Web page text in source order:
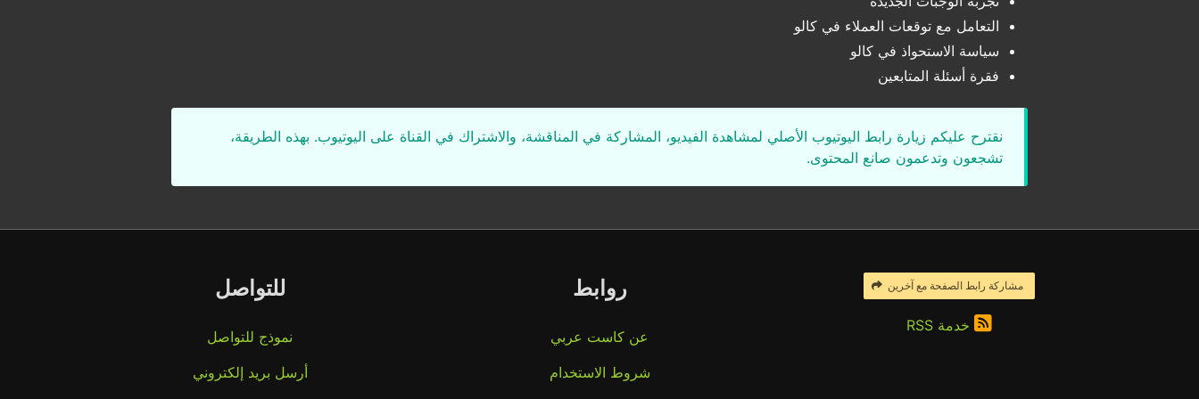
التعامل مع توقعات العملاء في كالو
سياسة الاستحواذ في كالو
فقرة أسئلة المتابعين
نقترح عليكم زيارة رابط اليوتيوب الأصلي لمشاهدة الفيديو، المشاركة في المناقشة، والاشتراك في القناة على اليوتيوب. بهذه الطريقة،
تشجعون وتدعمون صانع المحتوى.
مشاركة رابط الصفحة مع آخرين
خدمة RSS
روابط
عن كاست عربي
شروط الاستخدام
للتواصل
نموذج للتواصل
أرسل بريد إلكتروني